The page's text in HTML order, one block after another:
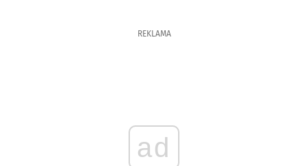
REKLAMA
ad